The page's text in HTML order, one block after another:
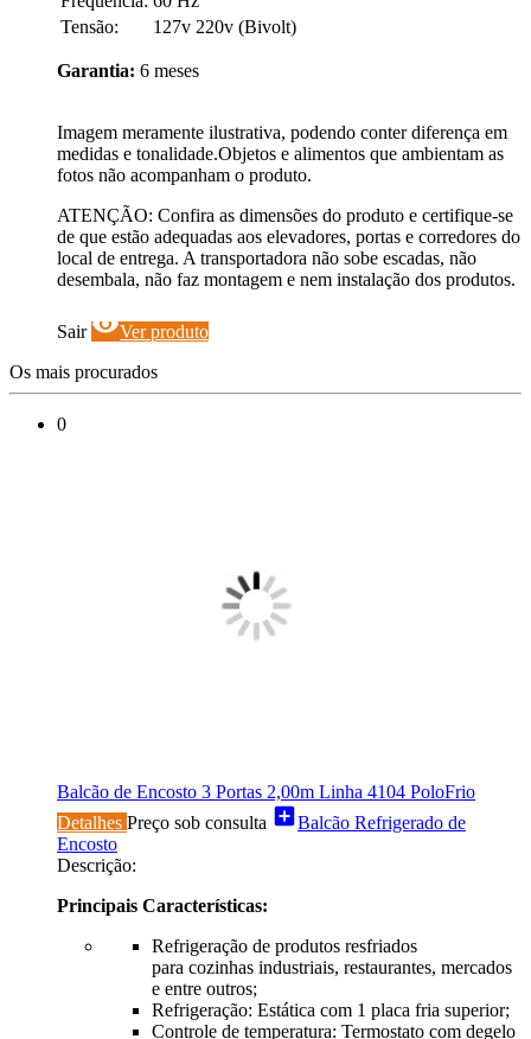
Tensão:
127v 220v (Bivolt)
Garantia: 6 meses
Imagem meramente ilustrativa, podendo conter diferença em
medidas e tonalidade.Objetos e alimentos que ambientam as
fotos não acompanham o produto.
ATENÇÃO: Confira as dimensões do produto e certifique-se
de que estão adequadas aos elevadores, portas e corredores do
local de entrega. A transportadora não sobe escadas, não
desembala, não faz montagem e nem instalação dos produtos.
Sair visibilityVer produto
Os mais procurados
0
Balcão de Encosto 3 Portas 2,00m Linha 4104 PoloFrio
Detalhes Preço sob consulta add_boxBalcão Refrigerado de
Encosto
Descrição:
Principais Características:
Refrigeração de produtos resfriados
para cozinhas industriais, restaurantes, mercados
e entre outros;
Refrigeração: Estática com 1 placa fria superior;
Controle de temperatura: Termostato com degelo